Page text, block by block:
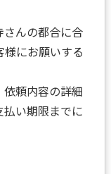
さんの都合に合
にお願いする
頼内容の詳細
い期限までに